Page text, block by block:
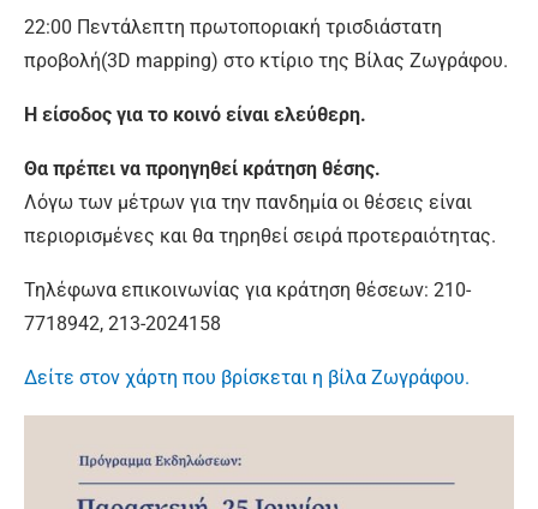
22:00 Πεντάλεπτη πρωτοποριακή τρισδιάστατη
προβολή(3D mapping) στο κτίριο της Βίλας Ζωγράφου.
Η είσοδος για το κοινό είναι ελεύθερη.
Θα πρέπει να προηγηθεί κράτηση θέσης.
Λόγω των μέτρων για την πανδημία οι θέσεις είναι
περιορισμένες και θα τηρηθεί σειρά προτεραιότητας.
Τηλέφωνα επικοινωνίας για κράτηση θέσεων: 210-
7718942, 213-2024158
Δείτε στον χάρτη που βρίσκεται η βίλα Ζωγράφου.